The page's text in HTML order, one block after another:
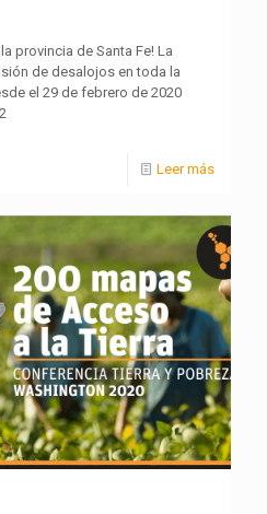
provincia de Santa Fe! La
de desalojos en toda la
el 29 de febrero de 2020
Leer más